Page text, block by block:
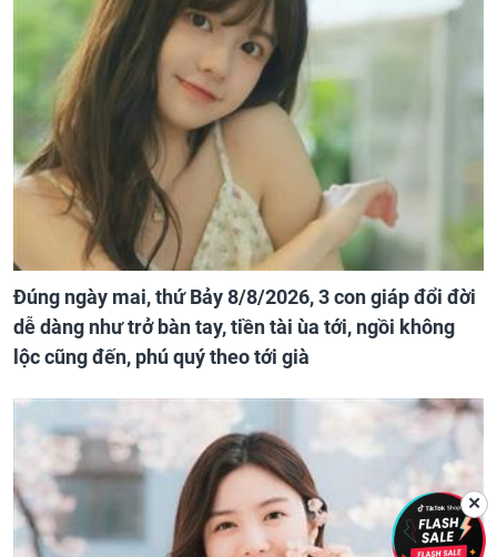
Đúng ngày mai, thứ Bảy 8/8/2026, 3 con giáp đổi đời
dễ dàng như trở bàn tay, tiền tài ùa tới, ngồi không
lộc cũng đến, phú quý theo tới già
✕